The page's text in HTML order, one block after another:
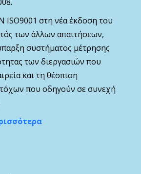
ISO9001 στη νέα έκδοση του
των άλλων απαιτήσεων,
συστήματος μέτρησης
των διεργασιών που
και τη θέσπιση
που οδηγούν σε συνεχή